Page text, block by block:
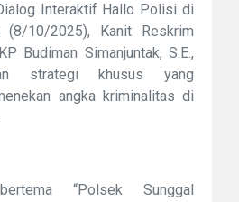
Interaktif Hallo Polisi di
(8/10/2025), Kanit Reskrim
Budiman Simanjuntak, S.E.,
strategi khusus yang
angka kriminalitas di
“Polsek Sunggal